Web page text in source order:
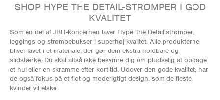
SHOP HYPE THE DETAIL-STRØMPER I GOD
KVALITET
Som en del af JBH-koncernen laver Hype The Detail strømper,
leggings og strømpebukser i superhøj kvalitet. Alle produkterne
bliver lavet i et materiale, der gør dem ekstra holdbare og
slidstærke. Du skal altså ikke bekymre dig om pludselig at opdage
et hul eller en skramme efter kort tid. Udover den gode kvalitet, har
de også fokus på et flot og moderigtigt design, som de fleste
kvinder vil elske.